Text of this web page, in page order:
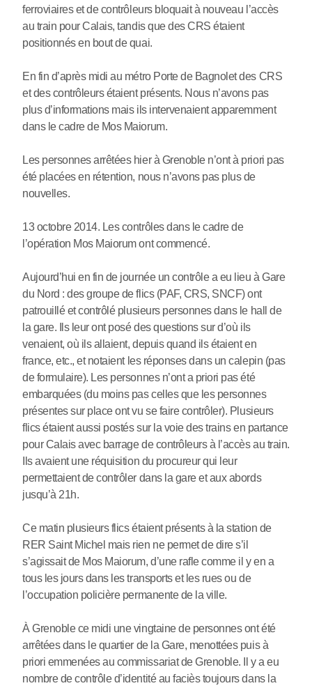
ferroviaires et de contrôleurs bloquait à nouveau l’accès
au train pour Calais, tandis que des CRS étaient
positionnés en bout de quai.
En fin d’après midi au métro Porte de Bagnolet des CRS
et des contrôleurs étaient présents. Nous n’avons pas
plus d’informations mais ils intervenaient apparemment
dans le cadre de Mos Maiorum.
Les personnes arrêtées hier à Grenoble n’ont à priori pas
été placées en rétention, nous n’avons pas plus de
nouvelles.
13 octobre 2014. Les contrôles dans le cadre de
l’opération Mos Maiorum ont commencé.
Aujourd’hui en fin de journée un contrôle a eu lieu à Gare
du Nord : des groupe de flics (PAF, CRS, SNCF) ont
patrouillé et contrôlé plusieurs personnes dans le hall de
la gare. Ils leur ont posé des questions sur d’où ils
venaient, où ils allaient, depuis quand ils étaient en
france, etc., et notaient les réponses dans un calepin (pas
de formulaire). Les personnes n’ont a priori pas été
embarquées (du moins pas celles que les personnes
présentes sur place ont vu se faire contrôler). Plusieurs
flics étaient aussi postés sur la voie des trains en partance
pour Calais avec barrage de contrôleurs à l’accès au train.
Ils avaient une réquisition du procureur qui leur
permettaient de contrôler dans la gare et aux abords
jusqu’à 21h.
Ce matin plusieurs flics étaient présents à la station de
RER Saint Michel mais rien ne permet de dire s’il
s’agissait de Mos Maiorum, d’une rafle comme il y en a
tous les jours dans les transports et les rues ou de
l’occupation policière permanente de la ville.
À Grenoble ce midi une vingtaine de personnes ont été
arrêtées dans le quartier de la Gare, menottées puis à
priori emmenées au commissariat de Grenoble. Il y a eu
nombre de contrôle d’identité au faciès toujours dans la